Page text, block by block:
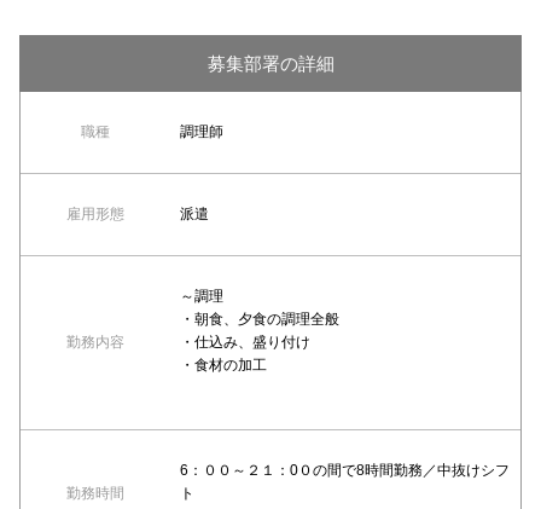
募集部署の詳細
職種 調理師
雇用形態 派遣
勤務内容
～調理
・朝食、夕食の調理全般
・仕込み、盛り付け
・食材の加工
勤務時間
6：００～２１：0０の間で8時間勤務／中抜けシフ
ト